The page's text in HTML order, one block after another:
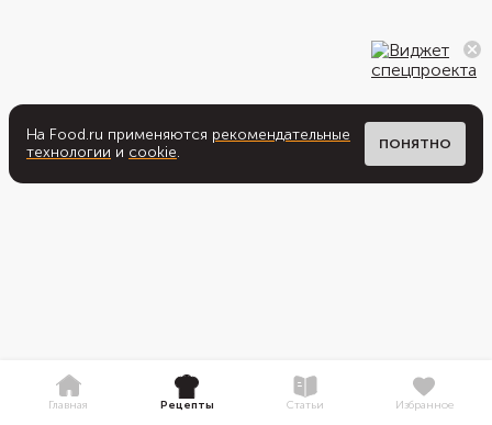
На Food.ru применяются рекомендательные
технологии и cookie. ПОНЯТНО
Главная Рецепты Статьи Избранное